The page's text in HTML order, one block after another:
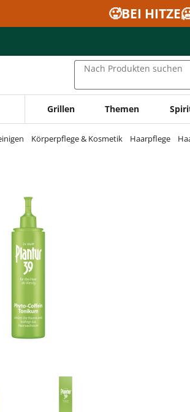
🥵BEI
Nach Produkten suchen
Grillen Themen
Körperpflege & Kosmetik Haarpflege